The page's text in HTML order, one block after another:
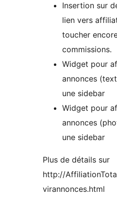
Insertion sur
lien vers
toucher
commissions.
Widget pour
annonces
une sidebar
Widget pour
annonces
une sidebar
Plus de détails sur
http://
virannonces.html